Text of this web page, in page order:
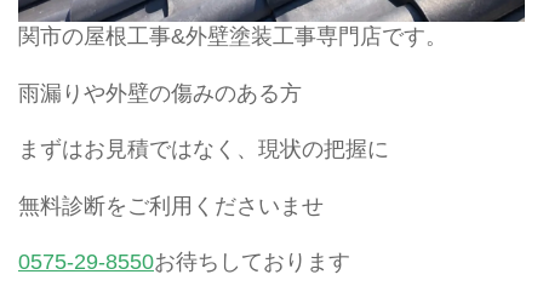
関市の屋根工事&外壁塗装工事専門店です。
雨漏りや外壁の傷みのある方
まずはお見積ではなく、現状の把握に
無料診断をご利用くださいませ
0575-29-8550お待ちしております